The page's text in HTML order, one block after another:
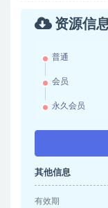
资源信
普通
会员
永久会员
其他信息
有效期